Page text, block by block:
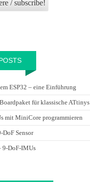
ESP32 – eine Einführung
für klassische ATtinys
mit MiniCore programmieren
DoF Sensor
9-DoF-IMUs